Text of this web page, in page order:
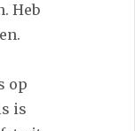
Heb
op
is